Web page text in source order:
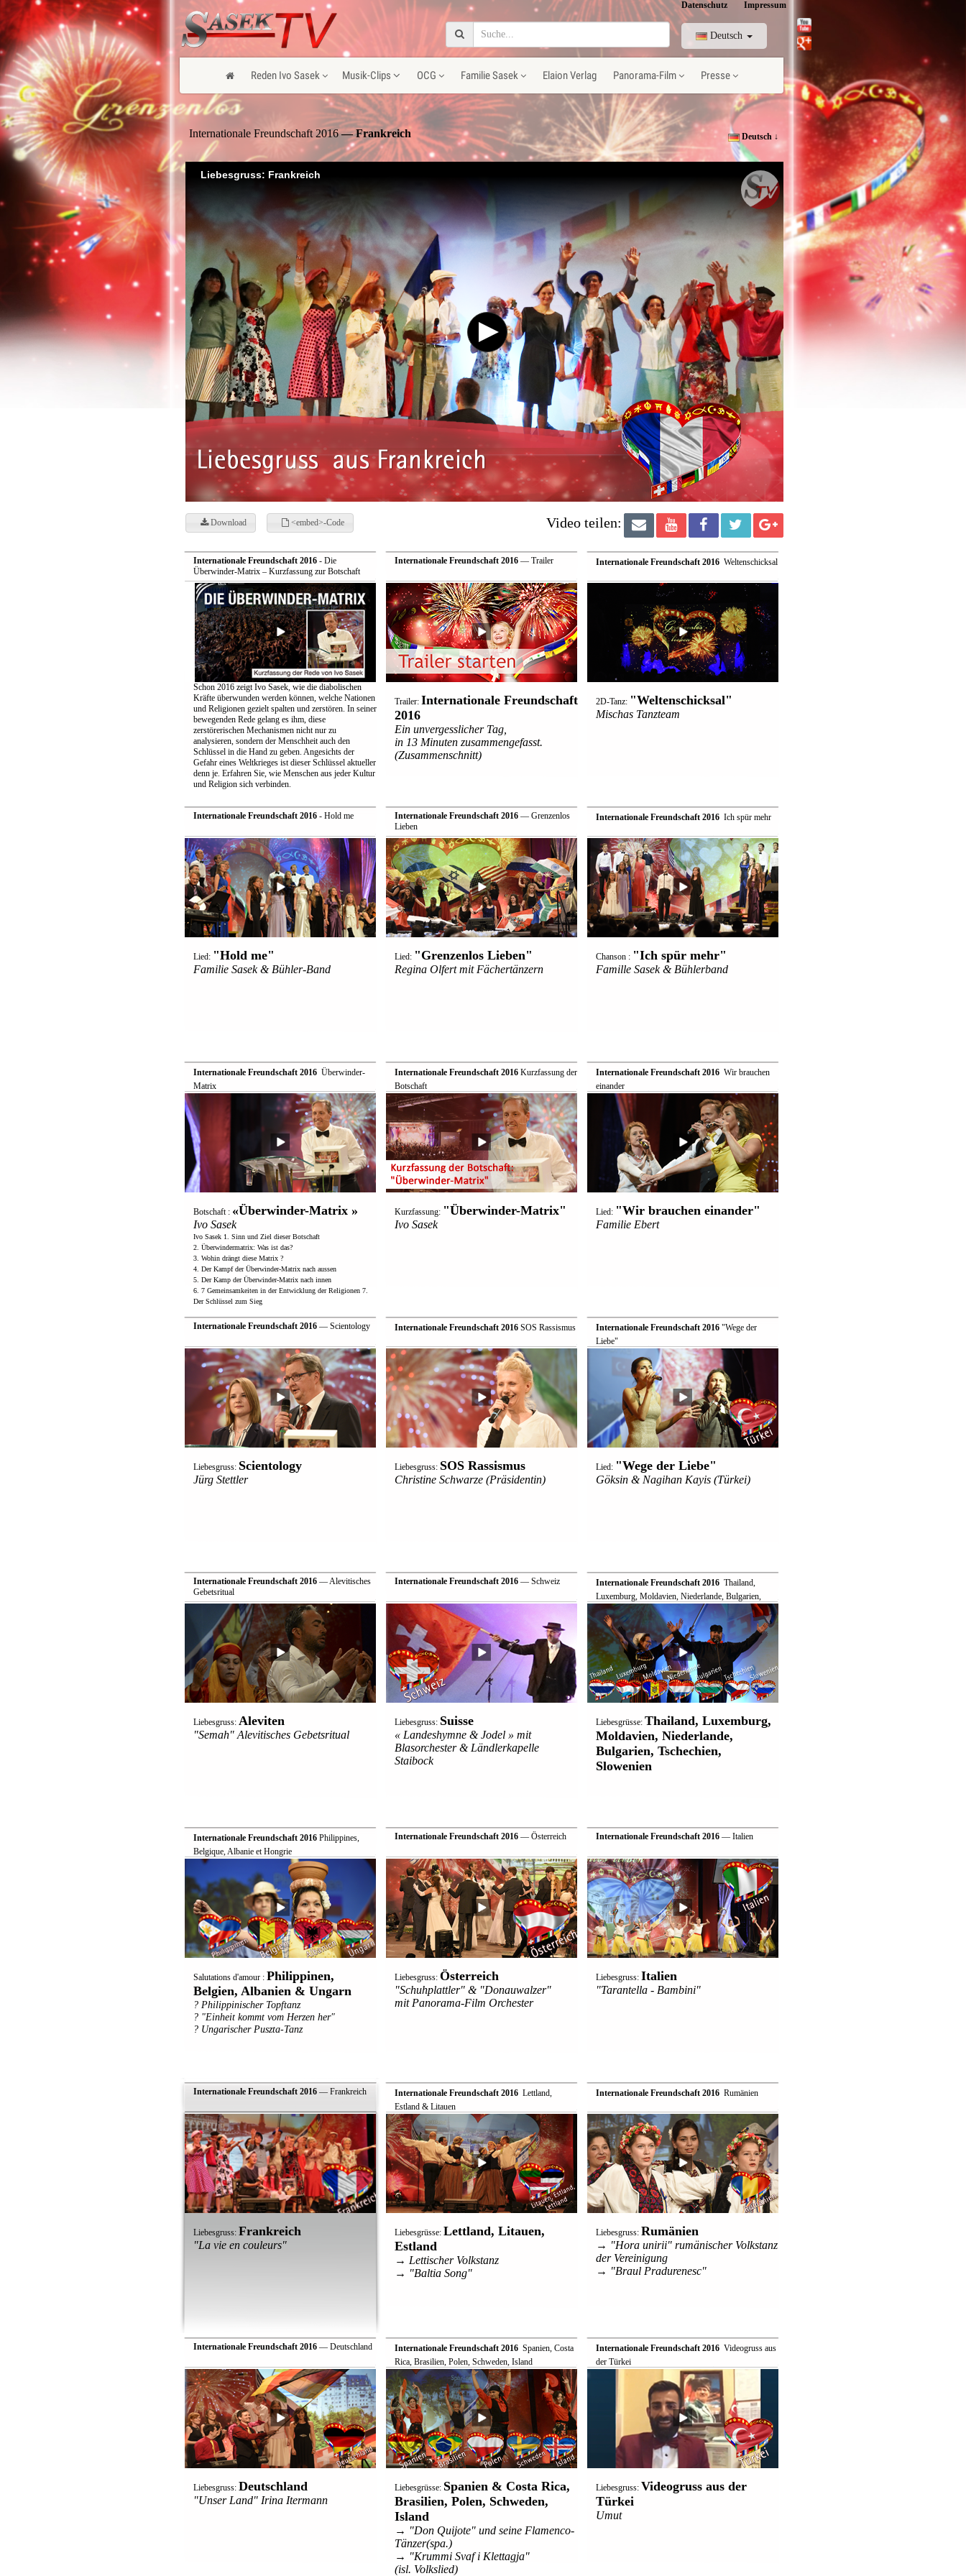
Datenschutz Impressum
Deutsch
Reden Ivo Sasek Musik-Clips OCG Familie Sasek Elaion Verlag Panorama-Film Presse
Internationale Freundschaft 2016— Frankreich Deutsch ↓
Liebesgruss: Frankreich
Download <embed>-Code Video teilen:
Internationale Freundschaft 2016- Die
Überwinder-Matrix – Kurzfassung zur Botschaft
Schon 2016 zeigt Ivo Sasek, wie die diabolischen
Kräfte überwunden werden können, welche Nationen
und Religionen gezielt spalten und zerstören. In seiner
bewegenden Rede gelang es ihm, diese
zerstörerischen Mechanismen nicht nur zu
analysieren, sondern der Menschheit auch den
Schlüssel in die Hand zu geben. Angesichts der
Gefahr eines Weltkrieges ist dieser Schlüssel aktueller
denn je. Erfahren Sie, wie Menschen aus jeder Kultur
und Religion sich verbinden.
Internationale Freundschaft 2016— Trailer
Trailer: Internationale Freundschaft
2016
Ein unvergesslicher Tag,
in 13 Minuten zusammengefasst.
(Zusammenschnitt)
Internationale Freundschaft 2016 Weltenschicksal
2D-Tanz: "Weltenschicksal"
Mischas Tanzteam
Internationale Freundschaft 2016- Hold me
Lied: "Hold me"
Familie Sasek & Bühler-Band
Internationale Freundschaft 2016— Grenzenlos
Lieben
Lied: "Grenzenlos Lieben"
Regina Olfert mit Fächertänzern
Internationale Freundschaft 2016 Ich spür mehr
Chanson : "Ich spür mehr"
Famille Sasek & Bühlerband
Internationale Freundschaft 2016 Überwinder-
Matrix
Botschaft : «Überwinder-Matrix »
Ivo Sasek
Ivo Sasek 1. Sinn und Ziel dieser Botschaft
2. Überwindermatrix: Was ist das?
3. Wohin drängt diese Matrix ?
4. Der Kampf der Überwinder-Matrix nach aussen
5. Der Kamp der Überwinder-Matrix nach innen
6. 7 Gemeinsamkeiten in der Entwicklung der Religionen 7.
Der Schlüssel zum Sieg
Internationale Freundschaft 2016 Kurzfassung der
Botschaft
Kurzfassung: "Überwinder-Matrix"
Ivo Sasek
Internationale Freundschaft 2016 Wir brauchen
einander
Lied: "Wir brauchen einander"
Familie Ebert
Internationale Freundschaft 2016— Scientology
Liebesgruss: Scientology
Jürg Stettler
Internationale Freundschaft 2016 SOS Rassismus
Liebesgruss: SOS Rassismus
Christine Schwarze (Präsidentin)
Internationale Freundschaft 2016 "Wege der
Liebe"
Lied: "Wege der Liebe"
Göksin & Nagihan Kayis (Türkei)
Internationale Freundschaft 2016— Alevitisches
Gebetsritual
Liebesgruss: Aleviten
"Semah" Alevitisches Gebetsritual
Internationale Freundschaft 2016— Schweiz
Liebesgruss: Suisse
« Landeshymne & Jodel » mit
Blasorchester & Ländlerkapelle
Staibock
Internationale Freundschaft 2016 Thailand,
Luxemburg, Moldavien, Niederlande, Bulgarien,
Tschechien, Slowenien
Liebesgrüsse: Thailand, Luxemburg,
Moldavien, Niederlande,
Bulgarien, Tschechien,
Slowenien
Internationale Freundschaft 2016 Philippines,
Belgique, Albanie et Hongrie
Salutations d'amour : Philippinen,
Belgien, Albanien & Ungarn
? Philippinischer Topftanz
? "Einheit kommt vom Herzen her"
? Ungarischer Puszta-Tanz
Internationale Freundschaft 2016— Österreich
Liebesgruss: Österreich
"Schuhplattler" & "Donauwalzer"
mit Panorama-Film Orchester
Internationale Freundschaft 2016— Italien
Liebesgruss: Italien
"Tarantella - Bambini"
Internationale Freundschaft 2016— Frankreich
Liebesgruss: Frankreich
"La vie en couleurs"
Internationale Freundschaft 2016 Lettland,
Estland & Litauen
Liebesgrüsse: Lettland, Litauen,
Estland
→ Lettischer Volkstanz
→ "Baltia Song"
Internationale Freundschaft 2016 Rumänien
Liebesgruss: Rumänien
→ "Hora unirii" rumänischer Volkstanz
der Vereinigung
→ "Braul Pradurenesc"
Internationale Freundschaft 2016— Deutschland
Liebesgruss: Deutschland
"Unser Land" Irina Itermann
Internationale Freundschaft 2016 Spanien, Costa
Rica, Brasilien, Polen, Schweden, Island
Liebesgrüsse: Spanien & Costa Rica,
Brasilien, Polen, Schweden,
Island
→ "Don Quijote" und seine Flamenco-
Tänzer(spa.)
→ "Krummi Svaf i Klettagja"
(isl. Volkslied)
Internationale Freundschaft 2016 Videogruss aus
der Türkei
Liebesgruss: Videogruss aus der
Türkei
Umut